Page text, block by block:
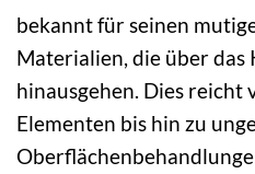
bekannt für seinen
Materialien, die über
hinausgehen. Dies reicht
Elementen bis hin zu